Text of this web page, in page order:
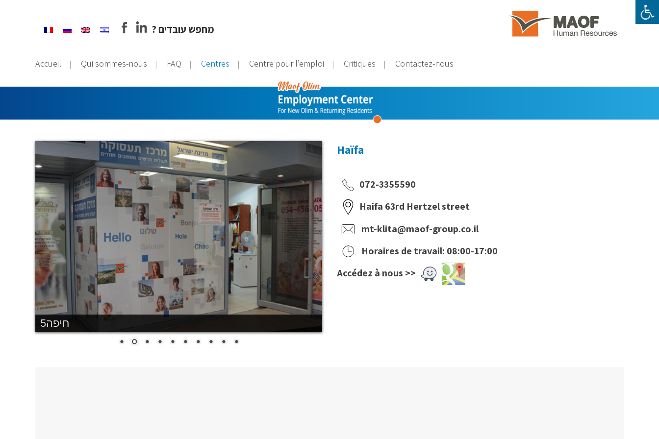
? מחפש עובדים
Accueil Qui sommes-nous FAQ Centres Centre pour l’emploi Critiques Contactez-nous
חיפה5
Haïfa
072-3355590
Haifa 63rd Hertzel street
mt-klita@maof-group.co.il
Horaires de travail: 08:00-17:00
Accédez à nous >>